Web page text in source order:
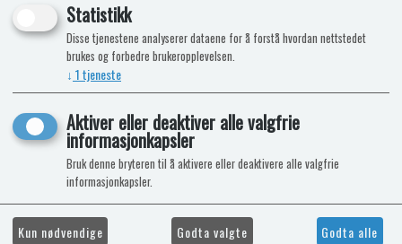
Statistikk
Disse tjenestene analyserer dataene for å forstå hvordan nettstedet
brukes og forbedre brukeropplevelsen.
↓ 1tjeneste
Aktiver eller deaktiver alle valgfrie
informasjonkapsler
Bruk denne bryteren til å aktivere eller deaktivere alle valgfrie
informasjonkapsler.
Kun nødvendige Godta valgte Godta alle